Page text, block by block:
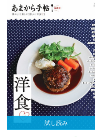
試し読み